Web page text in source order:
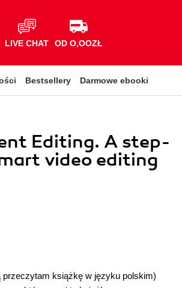
LIVE CHAT OD O,OOZŁ
Bestsellery Darmowe ebooki
Editing. A step-
video editing
przeczytam książkę w języku polskim)